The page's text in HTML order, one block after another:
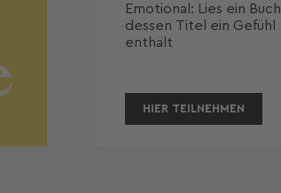
Emotional: Lies ein Buch,
dessen Titel ein Gefühl
HIER TEILNEHMEN